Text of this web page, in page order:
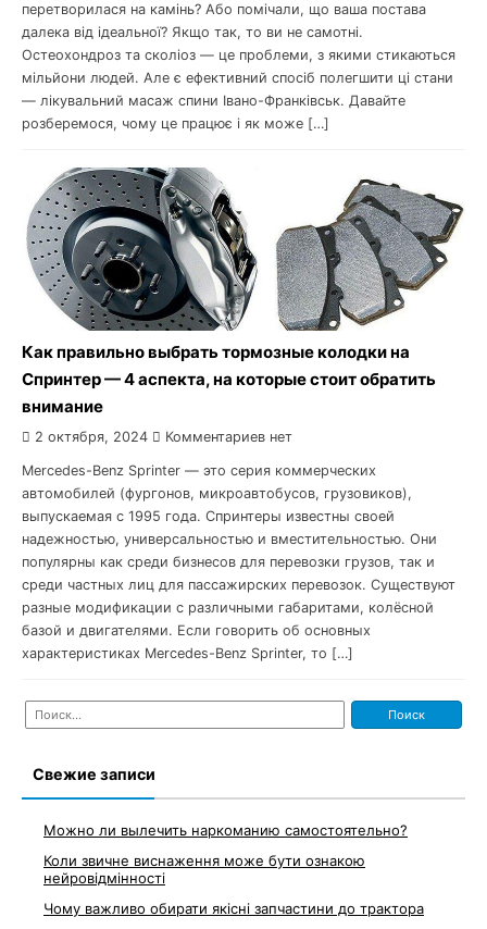
перетворилася на камінь? Або помічали, що ваша постава
далека від ідеальної? Якщо так, то ви не самотні.
Остеохондроз та сколіоз — це проблеми, з якими стикаються
мільйони людей. Але є ефективний спосіб полегшити ці стани
— лікувальний масаж спини Івано-Франківськ. Давайте
розберемося, чому це працює і як може […]
Как правильно выбрать тормозные колодки на
Спринтер — 4 аспекта, на которые стоит обратить
внимание
2 октября, 2024 Комментариев нет
Mercedes-Benz Sprinter — это серия коммерческих
автомобилей (фургонов, микроавтобусов, грузовиков),
выпускаемая с 1995 года. Спринтеры известны своей
надежностью, универсальностью и вместительностью. Они
популярны как среди бизнесов для перевозки грузов, так и
среди частных лиц для пассажирских перевозок. Существуют
разные модификации с различными габаритами, колёсной
базой и двигателями. Если говорить об основных
характеристиках Mercedes-Benz Sprinter, то […]
Найти:
Свежие записи
Можно ли вылечить наркоманию самостоятельно?
Коли звичне виснаження може бути ознакою
нейровідмінності
Чому важливо обирати якісні запчастини до трактора